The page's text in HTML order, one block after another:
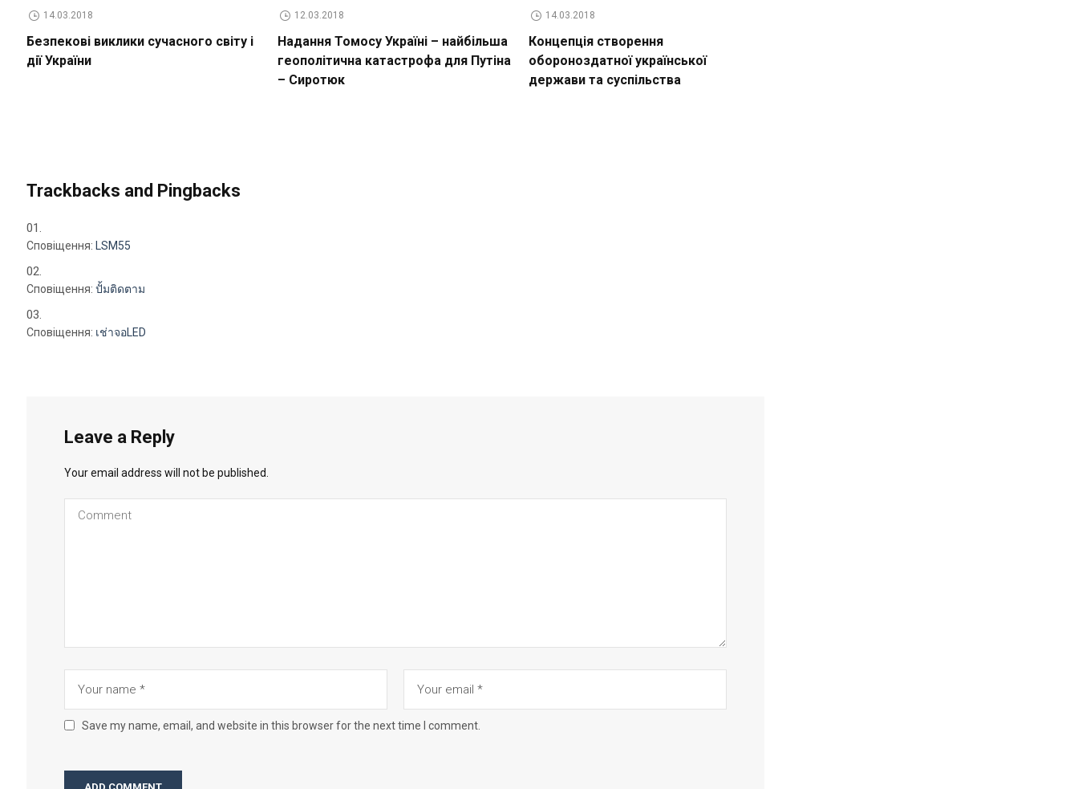
14.03.2018
Безпекові виклики сучасного світу і
дії України
12.03.2018
Надання Томосу Україні – найбільша
геополітична катастрофа для Путіна
– Сиротюк
14.03.2018
Концепція створення
обороноздатної української
держави та суспільства
Trackbacks and Pingbacks
Сповіщення: LSM55
Сповіщення:ปั้มติดตาม
Сповіщення: เช่าจอLED
Leave a Reply
Your email address will not be published.
Save my name, email, and website in this browser for the next time I comment.